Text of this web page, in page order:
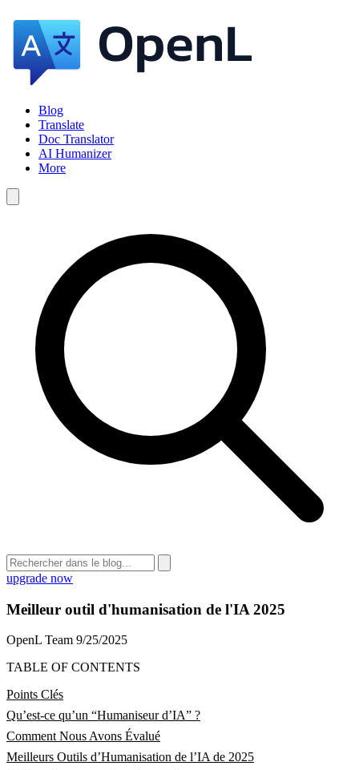
Blog
Translate
Doc Translator
AI Humanizer
More
upgrade now
Meilleur outil d'humanisation de l'IA 2025
OpenL Team 9/25/2025
TABLE OF CONTENTS
Points Clés
Qu’est-ce qu’un “Humaniseur d’IA” ?
Comment Nous Avons Évalué
Meilleurs Outils d’Humanisation de l’IA de 2025